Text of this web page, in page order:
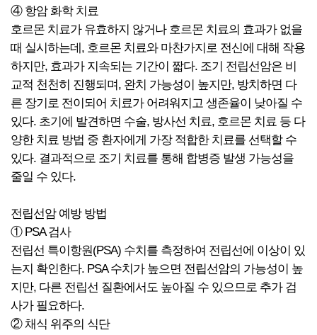
④ 항암 화학 치료
호르몬 치료가 유효하지 않거나 호르몬 치료의 효과가 없을
때 실시하는데, 호르몬 치료와 마찬가지로 전신에 대해 작용
하지만, 효과가 지속되는 기간이 짧다. 조기 전립선암은 비
교적 천천히 진행되며, 완치 가능성이 높지만, 방치하면 다
른 장기로 전이되어 치료가 어려워지고 생존율이 낮아질 수
있다. 초기에 발견하면 수술, 방사선 치료, 호르몬 치료 등 다
양한 치료 방법 중 환자에게 가장 적합한 치료를 선택할 수
있다. 결과적으로 조기 치료를 통해 합병증 발생 가능성을
줄일 수 있다.
전립선암 예방 방법
① PSA 검사
전립선 특이항원(PSA) 수치를 측정하여 전립선에 이상이 있
는지 확인한다. PSA 수치가 높으면 전립선암의 가능성이 높
지만, 다른 전립선 질환에서도 높아질 수 있으므로 추가 검
사가 필요하다.
② 채식 위주의 식단